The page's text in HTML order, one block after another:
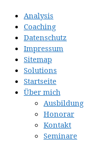
Analysis
Coaching
Datenschutz
Impressum
Sitemap
Solutions
Startseite
Über mich
Ausbildung
Honorar
Kontakt
Seminare